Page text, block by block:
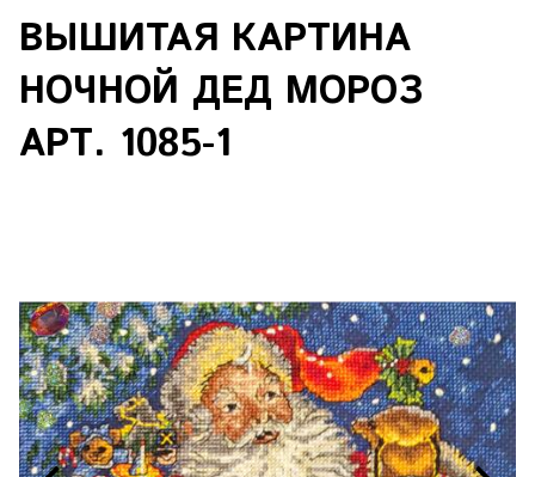
ВЫШИТАЯ КАРТИНА
НОЧНОЙ ДЕД МОРОЗ
АРТ. 1085-1